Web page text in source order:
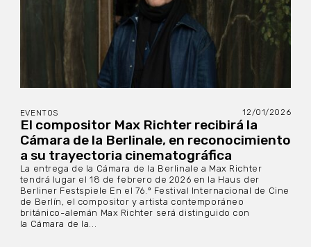
EVENTOS 12/01/2026
El compositor Max Richter recibirá la
Cámara de la Berlinale, en reconocimiento
a su trayectoria cinematográfica
La entrega de la Cámara de la Berlinale a Max Richter
tendrá lugar el 18 de febrero de 2026 en la Haus der
Berliner Festspiele En el 76.º Festival Internacional de Cine
de Berlín, el compositor y artista contemporáneo
británico-alemán Max Richter será distinguido con
la Cámara de la...